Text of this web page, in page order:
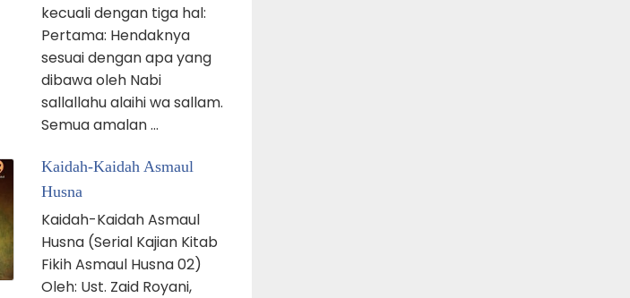
kecuali dengan tiga hal:
Pertama: Hendaknya
sesuai dengan apa yang
dibawa oleh Nabi
sallallahu alaihi wa sallam.
Semua amalan …
Kaidah-Kaidah Asmaul
Husna
Kaidah-Kaidah Asmaul
Husna (Serial Kajian Kitab
Fikih Asmaul Husna 02)
Oleh: Ust. Zaid Royani,